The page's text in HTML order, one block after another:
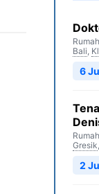
Bali,
6
Gresik,
2